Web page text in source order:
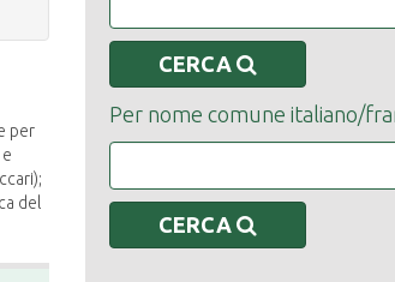
per
del
CERCA
Per nome comune italiano/
CERCA